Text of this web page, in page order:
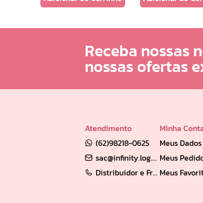
Receba nossas
nossas ofertas
Atendimento
(62)98218-0625
sac@infinity.log.br
Distribuidor e Franqueado: (62) 98189-0213
Minha
Meus Dados
Meus
Meus